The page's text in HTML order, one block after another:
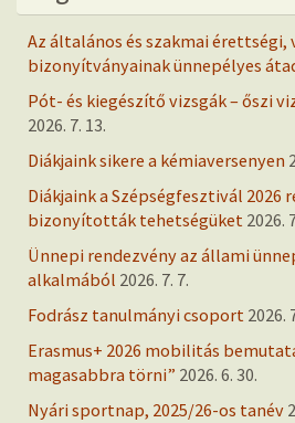
Az általános és szakmai érettségi,
bizonyítványainak ünnepélyes
Pót- és kiegészítő vizsgák – őszi
2026. 7. 13.
Diákjaink sikere a kémiaversenyen
Diákjaink a Szépségfesztivál 2026
bizonyították tehetségüket 2026.
Ünnepi rendezvény az állami
alkalmából 2026. 7. 7.
Fodrász tanulmányi csoport 2026.
Erasmus+ 2026 mobilitás
magasabbra törni” 2026. 6. 30.
Nyári sportnap, 2025/26-os tanév